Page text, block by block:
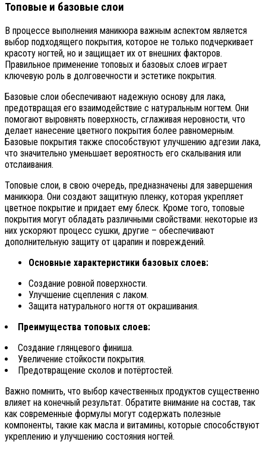
Топовые и базовые слои
В процессе выполнения маникюра важным аспектом является
выбор подходящего покрытия, которое не только подчеркивает
красоту ногтей, но и защищает их от внешних факторов.
Правильное применение топовых и базовых слоев играет
ключевую роль в долговечности и эстетике покрытия.
Базовые слои обеспечивают надежную основу для лака,
предотвращая его взаимодействие с натуральным ногтем. Они
помогают выровнять поверхность, сглаживая неровности, что
делает нанесение цветного покрытия более равномерным.
Базовые покрытия также способствуют улучшению адгезии лака,
что значительно уменьшает вероятность его скалывания или
отслаивания.
Топовые слои, в свою очередь, предназначены для завершения
маникюра. Они создают защитную пленку, которая укрепляет
цветное покрытие и придает ему блеск. Кроме того, топовые
покрытия могут обладать различными свойствами: некоторые из
них ускоряют процесс сушки, другие – обеспечивают
дополнительную защиту от царапин и повреждений.
Основные характеристики базовых слоев:
Создание ровной поверхности.
Улучшение сцепления с лаком.
Защита натурального ногтя от окрашивания.
Преимущества топовых слоев:
Создание глянцевого финиша.
Увеличение стойкости покрытия.
Предотвращение сколов и потёртостей.
Важно помнить, что выбор качественных продуктов существенно
влияет на конечный результат. Обратите внимание на состав, так
как современные формулы могут содержать полезные
компоненты, такие как масла и витамины, которые способствуют
укреплению и улучшению состояния ногтей.